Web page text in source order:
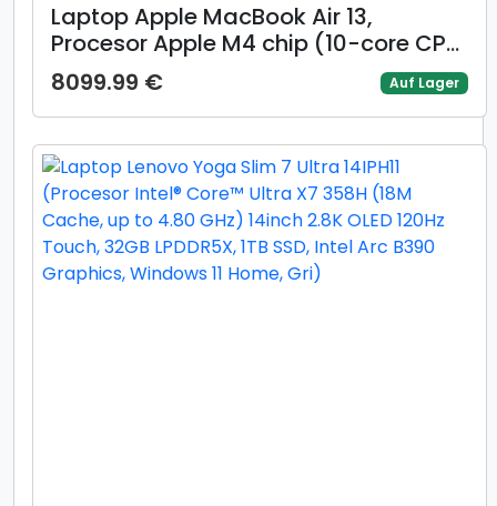
Laptop Apple MacBook Air 13,
Procesor Apple M4 chip (10-core CPU,
10-core GPU), 13.6inch WQXGA, 16GB,
256GB, layout INT, Mac OS (Albastru)
+ adaptor retea 70W
8099.99 € Auf Lager